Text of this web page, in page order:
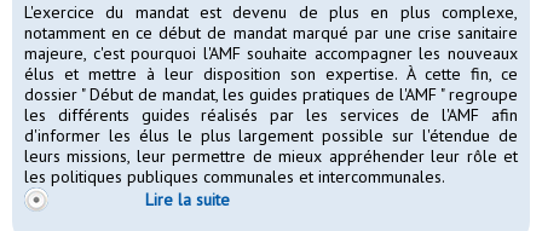
L'exercice du mandat est devenu de plus en plus complexe,
notamment en ce début de mandat marqué par une crise sanitaire
majeure, c'est pourquoi l'AMF souhaite accompagner les nouveaux
élus et mettre à leur disposition son expertise. À cette fin, ce
dossier " Début de mandat, les guides pratiques de l'AMF " regroupe
les différents guides réalisés par les services de l'AMF afin
d'informer les élus le plus largement possible sur l'étendue de
leurs missions, leur permettre de mieux appréhender leur rôle et
les politiques publiques communales et intercommunales.
Lire la suite